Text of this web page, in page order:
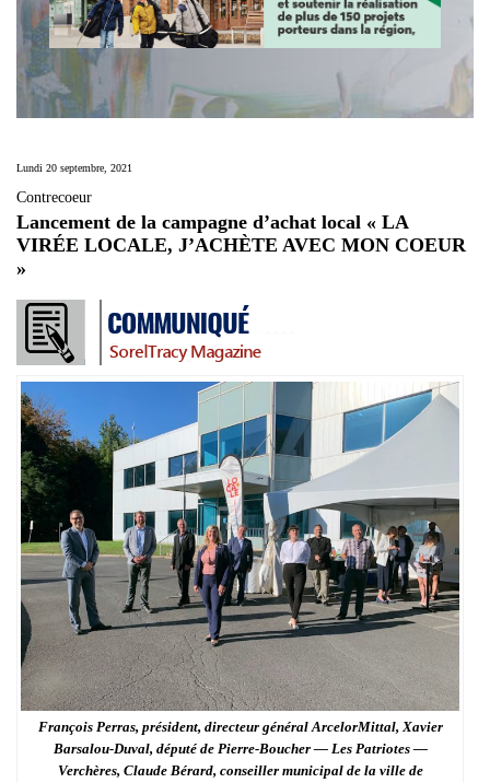
Lundi 20 septembre, 2021
Contrecoeur
Lancement de la campagne d’achat local « LA
VIRÉE LOCALE, J’ACHÈTE AVEC MON COEUR
»
François Perras, président, directeur général ArcelorMittal, Xavier
Barsalou-Duval, député de Pierre-Boucher — Les Patriotes —
Verchères, Claude Bérard, conseiller municipal de la ville de